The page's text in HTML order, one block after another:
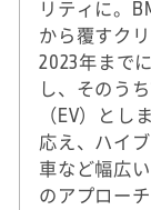
リティに。
から覆すク
2023年まで
し、そのう
（EV）と
応え、ハイ
車など幅広
のアプロー